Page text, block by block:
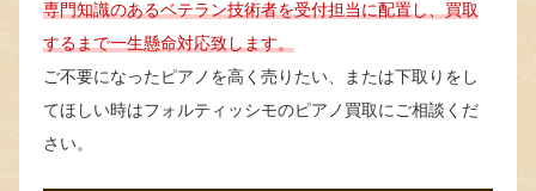
専門知識のあるベテラン技術者を受付担当に配置し、買取
するまで一生懸命対応致します。
ご不要になったピアノを高く売りたい、または下取りをし
てほしい時はフォルティッシモのピアノ買取にご相談くだ
さい。